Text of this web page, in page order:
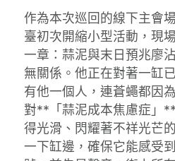
作為本次巡回的線下主會
臺初次開縮小型活動，現
一章：蒜泥與末日預兆廖
無關係。他正在對著一缸
有他一個人，連蒼蠅都因
對**「蒜泥成本焦慮症」
得光滑、閃耀著不祥光芒
一下缸邊，確保它能感受